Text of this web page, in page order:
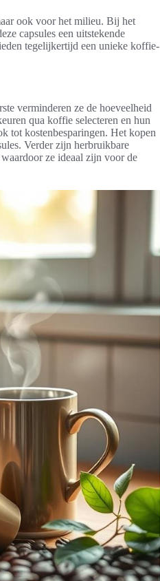
ook voor het milieu. Bij het
capsules een uitstekende
tegelijkertijd een unieke koffie-
verminderen ze de hoeveelheid
qua koffie selecteren en hun
tot kostenbesparingen. Het kopen
Verder zijn herbruikbare
ze ideaal zijn voor de